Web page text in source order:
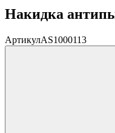
Накидка
АртикулAS1000113